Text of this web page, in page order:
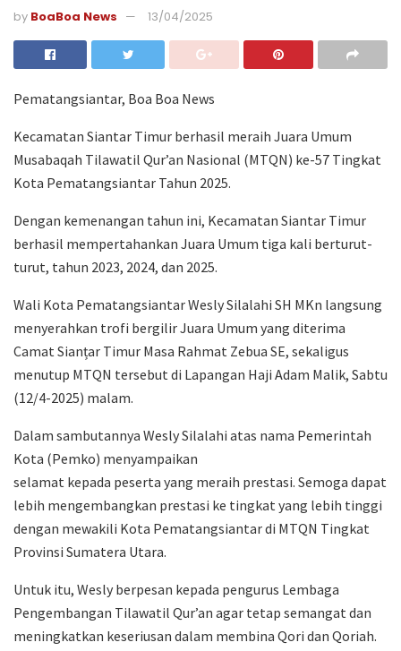
by BoaBoa News 13/04/2025
Pematangsiantar, Boa Boa News
Kecamatan Siantar Timur berhasil meraih Juara Umum
Musabaqah Tilawatil Qur’an Nasional (MTQN) ke-57 Tingkat
Kota Pematangsiantar Tahun 2025.
Dengan kemenangan tahun ini, Kecamatan Siantar Timur
berhasil mempertahankan Juara Umum tiga kali berturut-
turut, tahun 2023, 2024, dan 2025.
Wali Kota Pematangsiantar Wesly Silalahi SH MKn langsung
menyerahkan trofi bergilir Juara Umum yang diterima
Camat Sianțar Timur Masa Rahmat Zebua SE, sekaligus
menutup MTQN tersebut di Lapangan Haji Adam Malik, Sabtu
(12/4-2025) malam.
Dalam sambutannya Wesly Silalahi atas nama Pemerintah
Kota (Pemko) menyampaikan
selamat kepada peserta yang meraih prestasi. Semoga dapat
lebih mengembangkan prestasi ke tingkat yang lebih tinggi
dengan mewakili Kota Pematangsiantar di MTQN Tingkat
Provinsi Sumatera Utara.
Untuk itu, Wesly berpesan kepada pengurus Lembaga
Pengembangan Tilawatil Qur’an agar tetap semangat dan
meningkatkan keseriusan dalam membina Qori dan Qoriah.